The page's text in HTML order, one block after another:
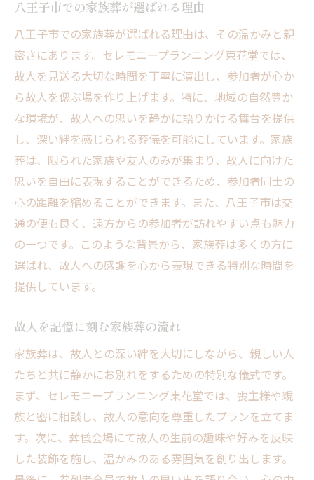
八王子市での家族葬が選ばれる理由
八王子市での家族葬が選ばれる理由は、その温かみと親
密さにあります。セレモニープランニング東花堂では、
故人を見送る大切な時間を丁寧に演出し、参加者が心か
ら故人を偲ぶ場を作り上げます。特に、地域の自然豊か
な環境が、故人への思いを静かに語りかける舞台を提供
し、深い絆を感じられる葬儀を可能にしています。家族
葬は、限られた家族や友人のみが集まり、故人に向けた
思いを自由に表現することができるため、参加者同士の
心の距離を縮めることができます。また、八王子市は交
通の便も良く、遠方からの参加者が訪れやすい点も魅力
の一つです。このような背景から、家族葬は多くの方に
選ばれ、故人への感謝を心から表現できる特別な時間を
提供しています。
故人を記憶に刻む家族葬の流れ
家族葬は、故人との深い絆を大切にしながら、親しい人
たちと共に静かにお別れをするための特別な儀式です。
まず、セレモニープランニング東花堂では、喪主様や親
族と密に相談し、故人の意向を尊重したプランを立てま
す。次に、葬儀会場にて故人の生前の趣味や好みを反映
した装飾を施し、温かみのある雰囲気を創り出します。